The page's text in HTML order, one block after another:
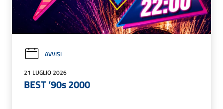
AVVISI
21 LUGLIO 2026
BEST ’90s 2000